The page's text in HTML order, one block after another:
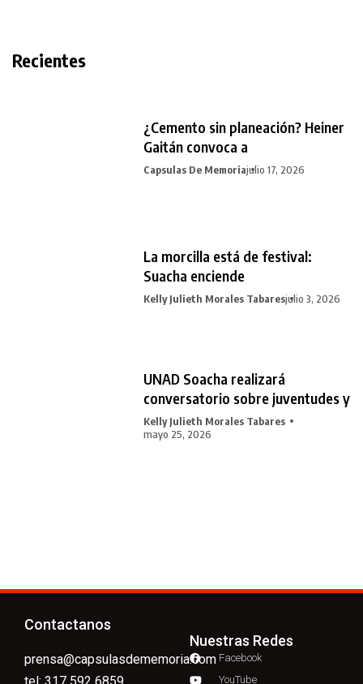
Recientes
¿Cemento sin planeación? Heiner
Gaitán convoca a
Capsulas De Memoriajulio 17, 2026
La morcilla está de festival:
Suacha enciende
Kelly Julieth Morales Tabaresjulio 3, 2026
UNAD Soacha realizará
conversatorio sobre juventudes y
Kelly Julieth Morales Tabares
mayo 25, 2026
Contactanos
prensa@capsulasdememoria.com
Nuestras Redes
Facebook
YouTube